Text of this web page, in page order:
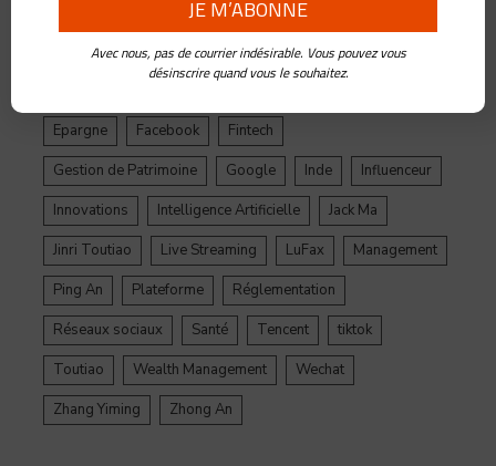
Banque BATX
ByteDance
Chine credit crypto
Crypto Yuan
Epargne
Facebook
Fintech
Gestion de Patrimoine
Google Inde
Influenceur
Innovations
Intelligence Artificielle
Jack Ma
Jinri Toutiao
Live Streaming LuFax
Management
Ping An
Plateforme
Réglementation
Réseaux sociaux
Santé Tencent
tiktok
Toutiao
Wealth Management
Wechat
Zhang Yiming
Zhong An
Avec nous, pas de courrier indésirable. Vous pouvez vous
désinscrire quand vous le souhaitez.